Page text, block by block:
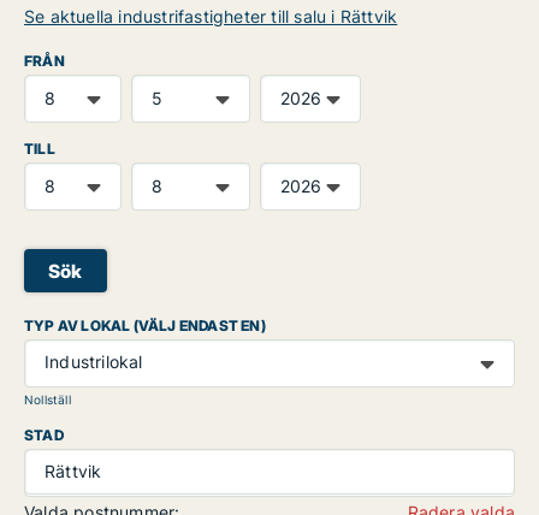
Se aktuella industrifastigheter till salu i Rättvik
FRÅN
TILL
Sök
TYP AV LOKAL (VÄLJ ENDAST EN)
Industrilokal
Nollställ
STAD
Rättvik